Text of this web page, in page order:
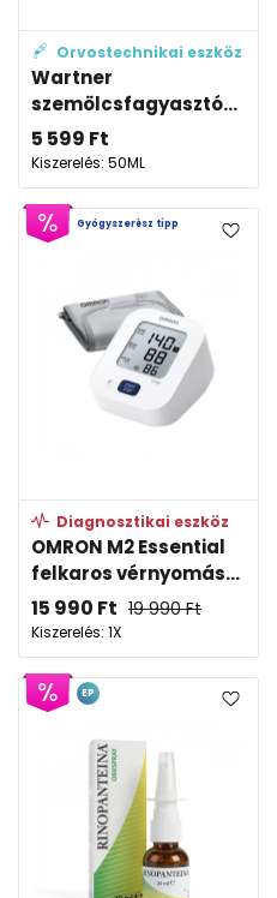
Orvostechnikai eszköz
Wartner
szemölcsfagyasztó...
5 599 Ft
Kiszerelés: 50ML
Diagnosztikai eszköz
OMRON M2 Essential
felkaros vérnyomás...
15 990 Ft 19 990Ft
Kiszerelés: 1X
Gyógyszerész tipp
EP